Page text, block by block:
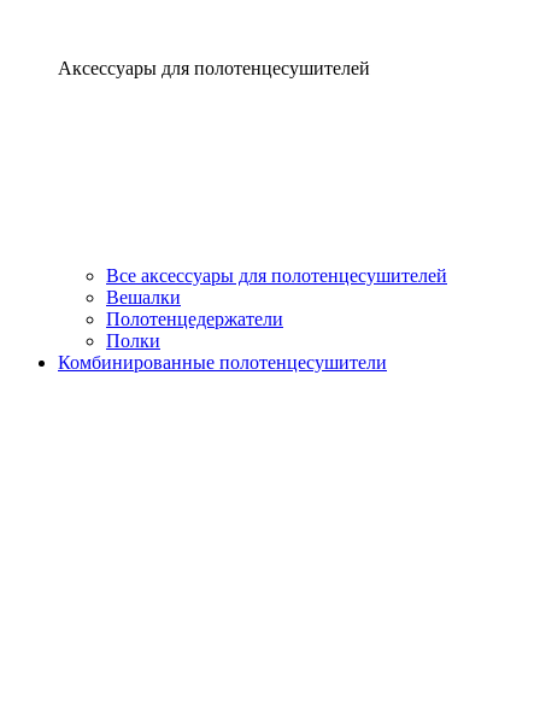
Аксессуары для полотенцесушителей
Все аксессуары для полотенцесушителей
Вешалки
Полотенцедержатели
Полки
Комбинированные полотенцесушители